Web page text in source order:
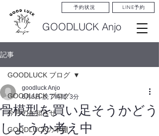
予約状況 LINE予約
GOODLUCK Anjo
記事
GOODLUCK ブログ
今月のお知らせ
GOODLUCKの本棚
GOODLUCK ブログ
骨模型を買い足そうかどう
しようか考え中
goodluck Anjo
6月6日 読了時間: 3分